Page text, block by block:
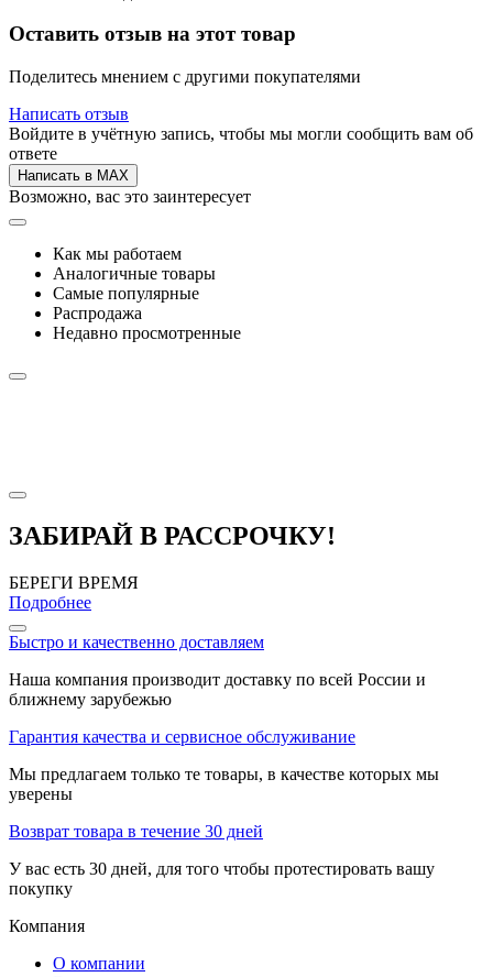
Оставить отзыв на этот товар
Поделитесь мнением с другими покупателями
Написать отзыв
Войдите в учётную запись, чтобы мы могли сообщить вам об
ответе
Написать в MAX
Возможно, вас это заинтересует
Как мы работаем
Аналогичные товары
Самые популярные
Распродажа
Недавно просмотренные
ЗАБИРАЙ В РАССРОЧКУ!
БЕРЕГИ ВРЕМЯ
Подробнее
Быстро и качественно доставляем
Наша компания производит доставку по всей России и
ближнему зарубежью
Гарантия качества и сервисное обслуживание
Мы предлагаем только те товары, в качестве которых мы
уверены
Возврат товара в течение 30 дней
У вас есть 30 дней, для того чтобы протестировать вашу
покупку
Компания
О компании